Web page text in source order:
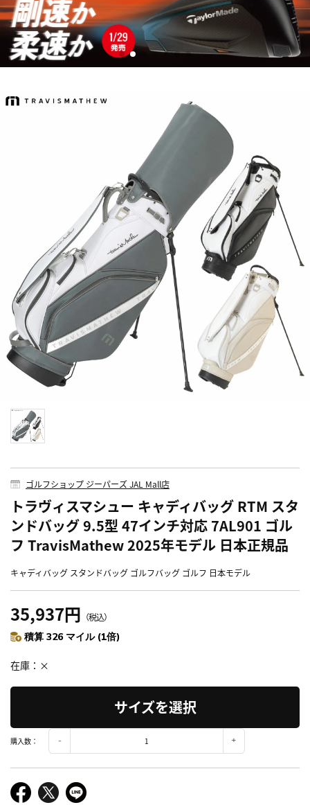
ゴルフショップ ジーパーズ JAL Mall店
トラヴィスマシュー キャディバッグ RTM スタ
ンドバッグ 9.5型 47インチ対応 7AL901 ゴル
フ TravisMathew 2025年モデル 日本正規品
キャディバッグ スタンドバッグ ゴルフバッグ ゴルフ 日本モデル
35,937円 （税込）
積算 326 マイル (1倍)
在庫 ×
サイズを選択
購入数：